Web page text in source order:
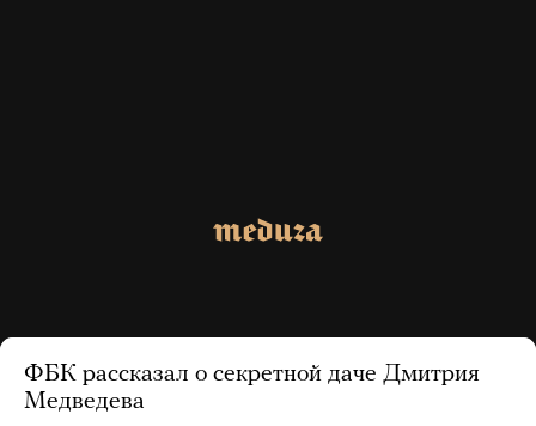
ФБК рассказал о секретной даче Дмитрия
Медведева